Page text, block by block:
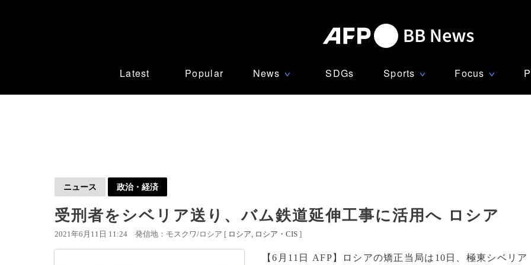
Latest Popular News ∨ SDGs Sports ∨ Focus ∨
ニュース 政治・経済
受刑者をシベリア送り、バム鉄道延伸工事に活用へ ロシア
2021年6月11日 11:24 発信地：モスクワ/ロシア [ ロシア ロシア・CIS ]
【6月11日 AFP】ロシアの矯正当局は10日、極東シベリア